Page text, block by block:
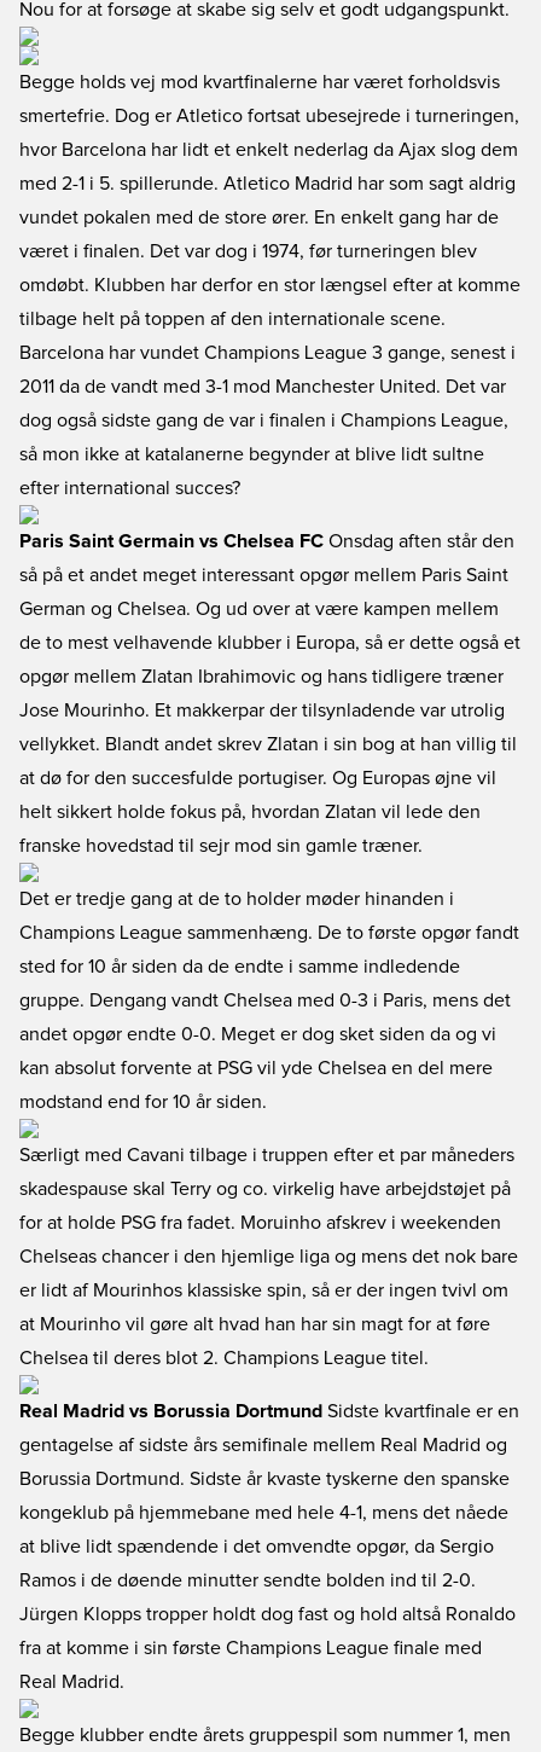
Nou for at forsøge at skabe sig selv et godt udgangspunkt.
Begge holds vej mod kvartfinalerne har været forholdsvis
smertefrie. Dog er Atletico fortsat ubesejrede i turneringen,
hvor Barcelona har lidt et enkelt nederlag da Ajax slog dem
med 2-1 i 5. spillerunde. Atletico Madrid har som sagt aldrig
vundet pokalen med de store ører. En enkelt gang har de
været i finalen. Det var dog i 1974, før turneringen blev
omdøbt. Klubben har derfor en stor længsel efter at komme
tilbage helt på toppen af den internationale scene.
Barcelona har vundet Champions League 3 gange, senest i
2011 da de vandt med 3-1 mod Manchester United. Det var
dog også sidste gang de var i finalen i Champions League,
så mon ikke at katalanerne begynder at blive lidt sultne
efter international succes?
Paris Saint Germain vs Chelsea FC Onsdag aften står den
så på et andet meget interessant opgør mellem Paris Saint
German og Chelsea. Og ud over at være kampen mellem
de to mest velhavende klubber i Europa, så er dette også et
opgør mellem Zlatan Ibrahimovic og hans tidligere træner
Jose Mourinho. Et makkerpar der tilsynladende var utrolig
vellykket. Blandt andet skrev Zlatan i sin bog at han villig til
at dø for den succesfulde portugiser. Og Europas øjne vil
helt sikkert holde fokus på, hvordan Zlatan vil lede den
franske hovedstad til sejr mod sin gamle træner.
Det er tredje gang at de to holder møder hinanden i
Champions League sammenhæng. De to første opgør fandt
sted for 10 år siden da de endte i samme indledende
gruppe. Dengang vandt Chelsea med 0-3 i Paris, mens det
andet opgør endte 0-0. Meget er dog sket siden da og vi
kan absolut forvente at PSG vil yde Chelsea en del mere
modstand end for 10 år siden.
Særligt med Cavani tilbage i truppen efter et par måneders
skadespause skal Terry og co. virkelig have arbejdstøjet på
for at holde PSG fra fadet. Moruinho afskrev i weekenden
Chelseas chancer i den hjemlige liga og mens det nok bare
er lidt af Mourinhos klassiske spin, så er der ingen tvivl om
at Mourinho vil gøre alt hvad han har sin magt for at føre
Chelsea til deres blot 2. Champions League titel.
Real Madrid vs Borussia Dortmund Sidste kvartfinale er en
gentagelse af sidste års semifinale mellem Real Madrid og
Borussia Dortmund. Sidste år kvaste tyskerne den spanske
kongeklub på hjemmebane med hele 4-1, mens det nåede
at blive lidt spændende i det omvendte opgør, da Sergio
Ramos i de døende minutter sendte bolden ind til 2-0.
Jürgen Klopps tropper holdt dog fast og hold altså Ronaldo
fra at komme i sin første Champions League finale med
Real Madrid.
Begge klubber endte årets gruppespil som nummer 1, men